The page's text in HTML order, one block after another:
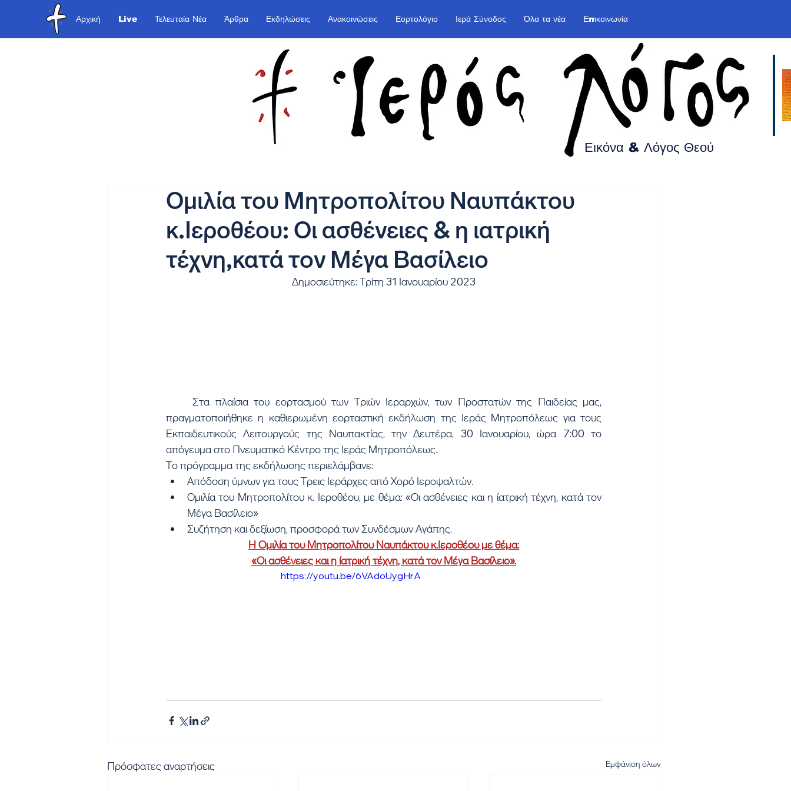
Αρχική Live Τελευταία Νέα Άρθρα Εκδηλώσεις Ανακοινώσεις Εορτολόγιο Ιερά Σύνοδος Όλα τα νέα Επικοινωνία
Εικόνα & Λόγος Θεού
Ομιλία του Μητροπολίτου Ναυπάκτου
κ.Ιεροθέου: Οι ασθένειες & η ιατρική
τέχνη,κατά τον Μέγα Βασίλειο
Δημοσιεύτηκε: Τρίτη 31 Ιανουαρίου 2023
	Στα πλαίσια του εορτασμού των Τριών Ιεραρχών, των Προστατών της Παιδείας μας,
πραγματοποιήθηκε η καθιερωμένη εορταστική εκδήλωση της Ιεράς Μητροπόλεως για τους
Εκπαιδευτικούς Λειτουργούς της Ναυπακτίας, την Δευτέρα, 30 Ιανουαρίου, ώρα 7:00 το
απόγευμα στο Πνευματικό Κέντρο της Ιεράς Μητροπόλεως.
Το πρόγραµµα της εκδήλωσης περιελάμβανε:
Απόδοση ύμνων για τους Τρεις Ιεράρχες από Χορό Ιεροψαλτών.
Ομιλία του Μητροπολίτου κ. Ιεροθέου, με θέμα: «Οι ασθένειες και η ίατρική τέχνη, κατά τον
Μέγα Βασίλειο»
Συζήτηση και δεξίωση, προσφορά των Συνδέσμων Αγάπης.
Η Ομιλία του Μητροπολίτου Ναυπάκτου κ.Ιεροθέου με θέμα:
«Οι ασθένειες και η ίατρική τέχνη, κατά τον Μέγα Βασίλειο».
https://youtu.be/6VAdoUygHrA
Πρόσφατες αναρτήσεις Εμφάνιση όλων